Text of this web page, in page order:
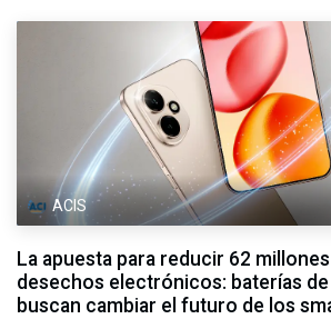
ACIS
La apuesta para reducir 62
desechos electrónicos: baterías
buscan cambiar el futuro de los